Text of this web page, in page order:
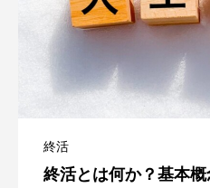
終活
終活とは何か？基本